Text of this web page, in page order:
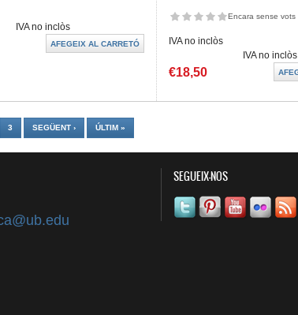
IVA no inclòs
Encara sense vots
IVA no inclòs
IVA no inclòs
€18,50
3 SEGÜENT › ÚLTIM »
SEGUEIX-NOS